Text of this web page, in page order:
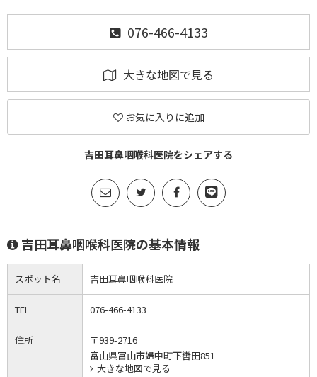
076-466-4133
大きな地図で見る
お気に入りに追加
吉田耳鼻咽喉科医院をシェアする
吉田耳鼻咽喉科医院の基本情報
スポット名 吉田耳鼻咽喉科医院
TEL 076-466-4133
住所
〒939-2716
富山県富山市婦中町下轡田851
大きな地図で見る